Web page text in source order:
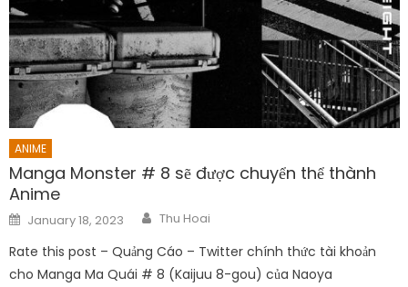
ANIME
Manga Monster # 8 sẽ được chuyển thể thành
Anime
Posted
on
January 18, 2023 Author
Thu Hoai
Rate this post – Quảng Cáo – Twitter chính thức tài khoản
cho Manga Ma Quái # 8 (Kaijuu 8-gou) của Naoya